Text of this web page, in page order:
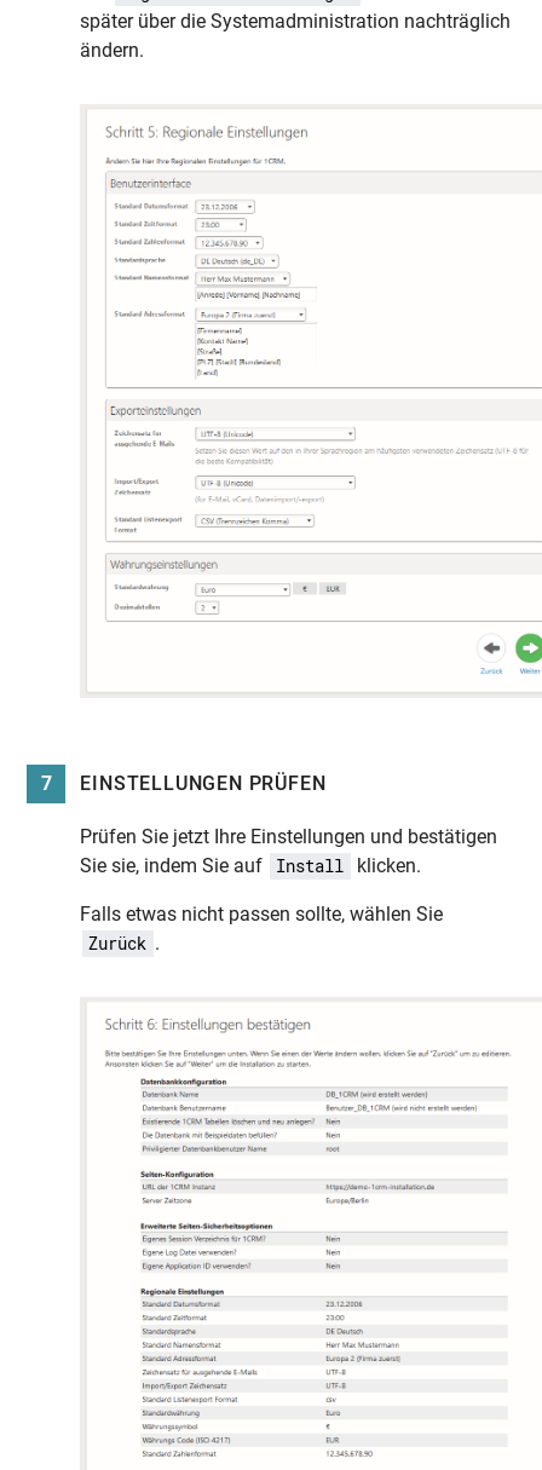
später über die Systemadministration nachträglich
ändern.
7 EINSTELLUNGEN PRÜFEN
Prüfen Sie jetzt Ihre Einstellungen und bestätigen
Sie sie, indem Sie auf
Install klicken.
Falls etwas nicht passen sollte, wählen Sie
Zurück .